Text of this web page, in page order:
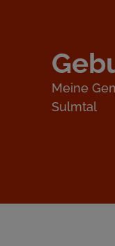
Meine
Sulmtal